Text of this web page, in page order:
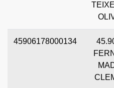
45906178000134